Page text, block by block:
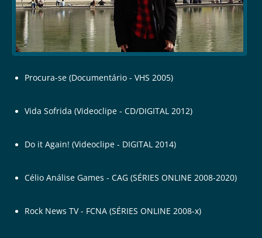
Procura-se (Documentário - VHS 2005)
Vida Sofrida (Videoclipe - CD/DIGITAL 2012)
Do it Again! (Videoclipe - DIGITAL 2014)
Célio Análise Games - CAG (SÉRIES ONLINE 2008-2020)
Rock News TV - FCNA (SÉRIES ONLINE 2008-x)